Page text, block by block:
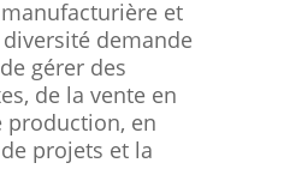
et
demande
gérer des
de la vente en
production, en
projets et la